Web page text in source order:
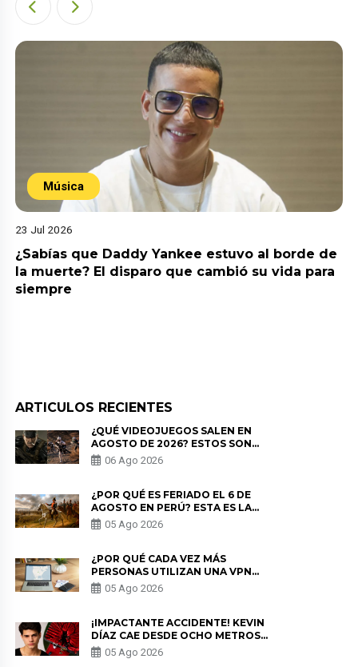
Música
23 Jul 2026
¿Sabías que Daddy Yankee estuvo al borde de
la muerte? El disparo que cambió su vida para
siempre
ARTICULOS RECIENTES
¿QUÉ VIDEOJUEGOS SALEN EN
AGOSTO DE 2026? ESTOS SON
LOS ESTRENOS MÁS ESPERADOS
06 Ago 2026
¿POR QUÉ ES FERIADO EL 6 DE
AGOSTO EN PERÚ? ESTA ES LA
HISTORIA
05 Ago 2026
¿POR QUÉ CADA VEZ MÁS
PERSONAS UTILIZAN UNA VPN
PARA PROTEGER SU
PRIVACIDAD?
05 Ago 2026
¡IMPACTANTE ACCIDENTE! KEVIN
DÍAZ CAE DESDE OCHO METROS
EN “ESTO ES GUERRA” Y GENERA
PREOCUPACIÓN
05 Ago 2026